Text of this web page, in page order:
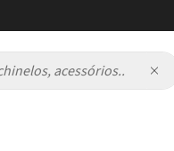
acessórios...